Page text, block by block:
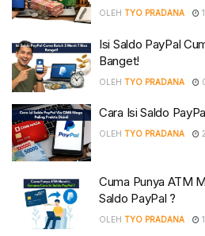
OLEH TYO PRADANA
Isi Saldo PayPal
Banget!
OLEH TYO PRADANA
Cara Isi Saldo
OLEH TYO PRADANA
Cuma Punya ATM
Saldo PayPal ?
OLEH TYO PRADANA